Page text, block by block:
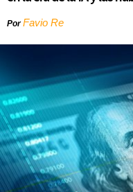
PorFavio Re